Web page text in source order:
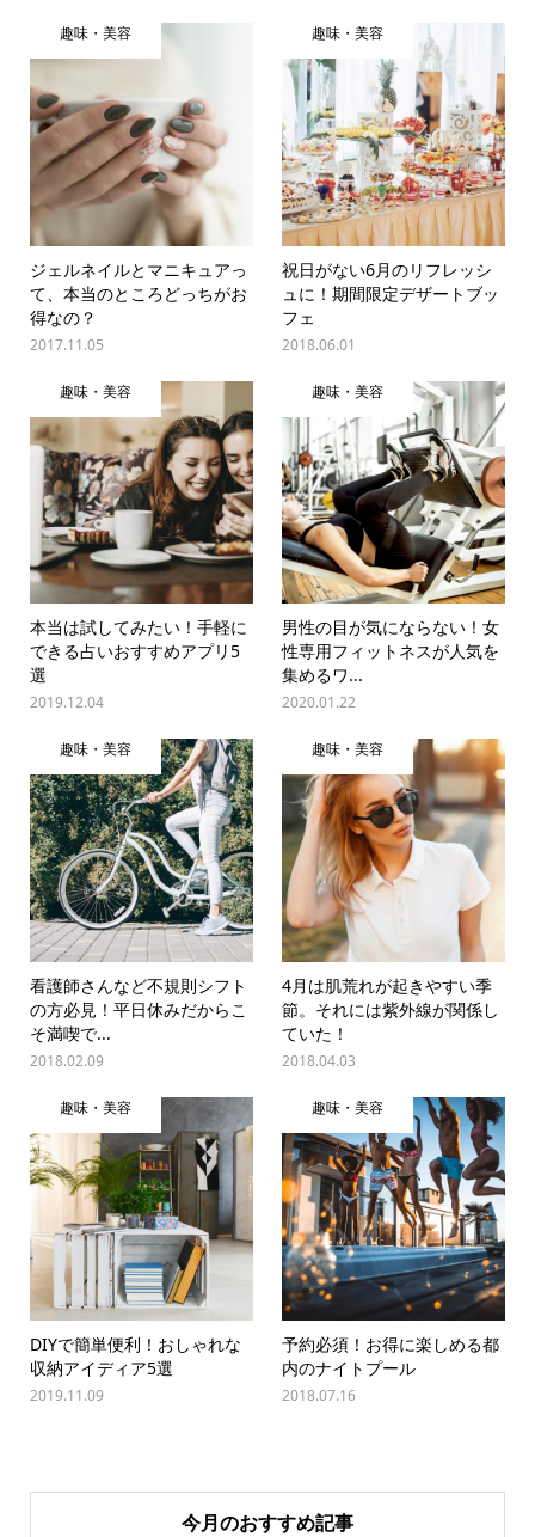
趣味・美容
ジェルネイルとマニキュアっ
て、本当のところどっちがお
得なの？
2017.11.05
趣味・美容
祝日がない6月のリフレッシ
ュに！期間限定デザートブッ
フェ
2018.06.01
趣味・美容
本当は試してみたい！手軽に
できる占いおすすめアプリ5
選
2019.12.04
趣味・美容
男性の目が気にならない！女
性専用フィットネスが人気を
集めるワ...
2020.01.22
趣味・美容
看護師さんなど不規則シフト
の方必見！平日休みだからこ
そ満喫で...
2018.02.09
趣味・美容
4月は肌荒れが起きやすい季
節。それには紫外線が関係し
ていた！
2018.04.03
趣味・美容
DIYで簡単便利！おしゃれな
収納アイディア5選
2019.11.09
趣味・美容
予約必須！お得に楽しめる都
内のナイトプール
2018.07.16
今月のおすすめ記事